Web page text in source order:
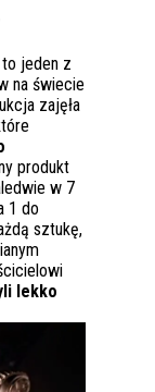
jeden z
na świecie
zajęła
produkt
w 7
1 do
sztukę,
lekko